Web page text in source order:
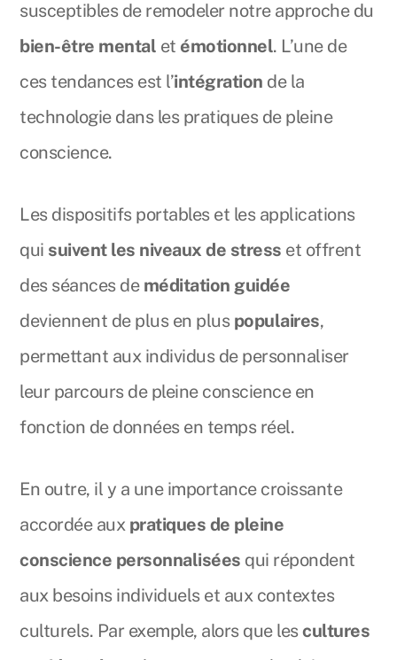
susceptibles de remodeler notre approche du
bien-être mental et émotionnel. L’une de
ces tendances est l’intégration de la
technologie dans les pratiques de pleine
conscience.
Les dispositifs portables et les applications
qui suivent les niveaux de stress et offrent
des séances de méditation guidée
deviennent de plus en plus populaires,
permettant aux individus de personnaliser
leur parcours de pleine conscience en
fonction de données en temps réel.
En outre, il y a une importance croissante
accordée aux pratiques de pleine
conscience personnalisées qui répondent
aux besoins individuels et aux contextes
culturels. Par exemple, alors que lescultures